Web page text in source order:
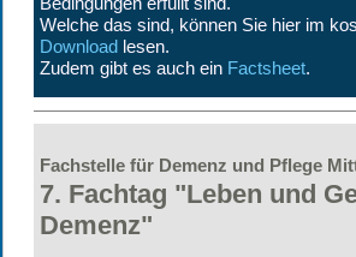
Welche das sind, können Sie hier im
Download lesen.
Zudem gibt es auch ein Factsheet.
Fachstelle für Demenz und Pflege
7. Fachtag "Leben und
Demenz"